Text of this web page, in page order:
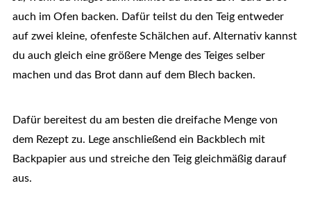
auch im Ofen backen. Dafür teilst du den Teig entweder
auf zwei kleine, ofenfeste Schälchen auf. Alternativ kannst
du auch gleich eine größere Menge des Teiges selber
machen und das Brot dann auf dem Blech backen.
Dafür bereitest du am besten die dreifache Menge von
dem Rezept zu. Lege anschließend ein Backblech mit
Backpapier aus und streiche den Teig gleichmäßig darauf
aus.